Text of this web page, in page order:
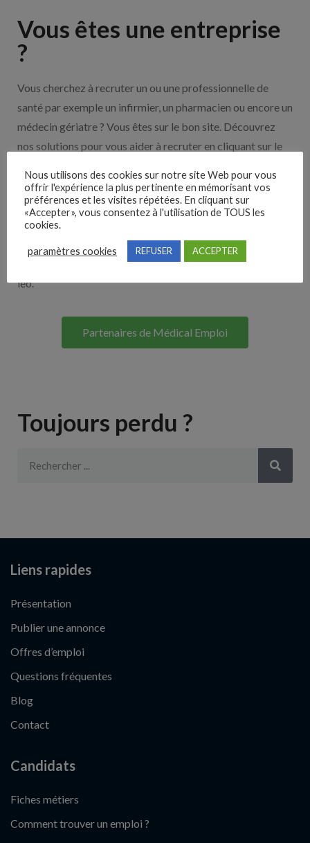
Vous êtes une entreprise
?
Vous cherchez à recruter un ou une professionnelle de
santé par exemple un infirmier, un pharmacien ou encore un
médecin gériatre ? Vous êtes sur le bon site. Découvrez
nos solutions pour vous aider à recruter en cliquant sur le
Nos solutions entreprises
Lorem ipsum dolor sit amet, consectetur adipiscing elit. Ut
elit tellus, luctus nec ullamcorper mattis, pulvinar dapibus
leo.
Partenaires de Médical Emploi
Toujours perdu ?
Liens rapides
Présentation
Publier une annonce
Offres d’emploi
Questions fréquentes
Blog
Contact
Candidats
Fiches métiers
Comment trouver un emploi ?
Nous utilisons des cookies sur notre site Web pour vous
offrir l'expérience la plus pertinente en mémorisant vos
préférences et les visites répétées. En cliquant sur
«Accepter», vous consentez à l'utilisation de TOUS les
cookies.
paramètres cookies REFUSER ACCEPTER